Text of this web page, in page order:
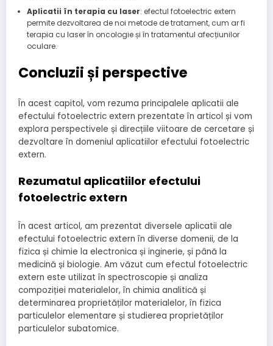
Aplicatii în terapia cu laser: efectul fotoelectric extern
permite dezvoltarea de noi metode de tratament, cum ar fi
terapia cu laser în oncologie și în tratamentul afecțiunilor
oculare.
Concluzii și perspective
În acest capitol, vom rezuma principalele aplicatii ale
efectului fotoelectric extern prezentate în articol și vom
explora perspectivele și direcțiile viitoare de cercetare și
dezvoltare în domeniul aplicatiilor efectului fotoelectric
extern.
Rezumatul aplicatiilor efectului
fotoelectric extern
În acest articol, am prezentat diversele aplicatii ale
efectului fotoelectric extern în diverse domenii, de la
fizica și chimie la electronica și inginerie, și până la
medicină și biologie. Am văzut cum efectul fotoelectric
extern este utilizat în spectroscopie și analiza
compoziției materialelor, în chimia analitică și
determinarea proprietăților materialelor, în fizica
particulelor elementare și studierea proprietăților
particulelor subatomice.